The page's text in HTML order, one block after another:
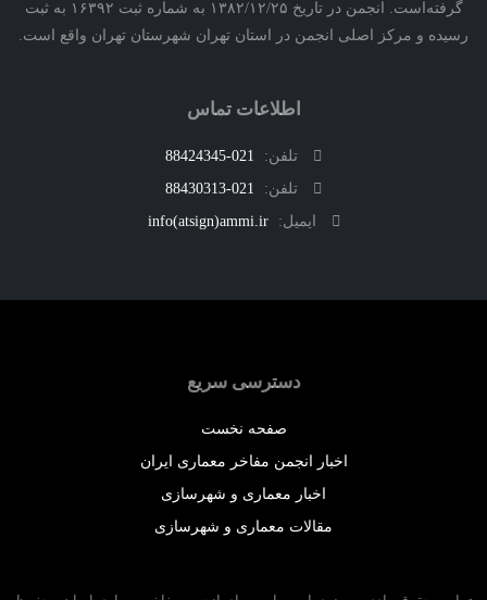
گرفته‌است. انجمن در تاریخ ۱۳۸۲/۱۲/۲۵ به شماره ثبت ۱۶۳۹۲ به ثبت
و مرکز اصلی انجمن در استان تهران شهرستان تهران واقع است.
اطلاعات تماس
تلفن:
021-88424345
تلفن:
021-88430313
ایمیل:
info(atsign)ammi.ir
دسترسی سریع
صفحه نخست
اخبار انجمن مفاخر معماری ایران
اخبار معماری و شهرسازی
مقالات معماری و شهرسازی